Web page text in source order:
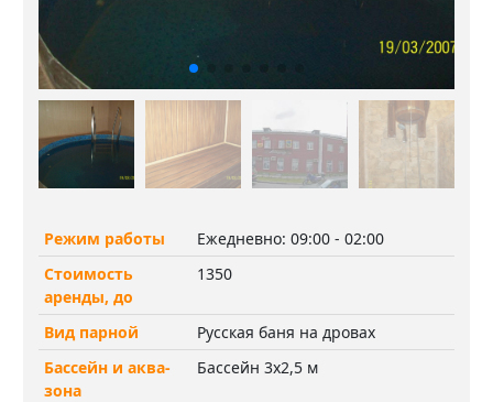
Режим работы
Ежедневно: 09:00 - 02:00
Стоимость
аренды, до
1350
Вид парной
Русская баня на дровах
Бассейн и аква-
зона
Бассейн 3х2,5 м